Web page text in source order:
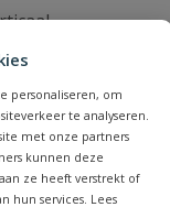
personaliseren, om
te analyseren.
met onze partners
kunnen deze
ze heeft verstrekt of
hun services. Lees